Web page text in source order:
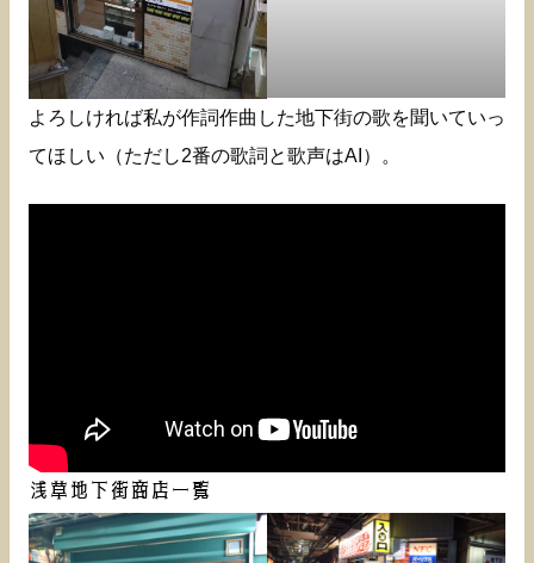
よろしければ私が作詞作曲した地下街の歌を聞いていっ
てほしい（ただし2番の歌詞と歌声はAI）。
浅草地下街商店一覧